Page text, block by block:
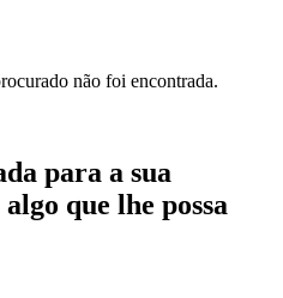
não foi encontrada.
para a sua
que lhe possa